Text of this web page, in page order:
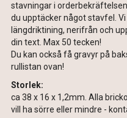
stavningar i
du upptäcker något stavfel.
längdriktining, nerifrån och
din text. Max 50 tecken!
Du kan också få gravyr på
rullistan ovan!
Storlek:
ca 38 x 16 x 1,2mm. Alla
vill ha sörre eller mindre -